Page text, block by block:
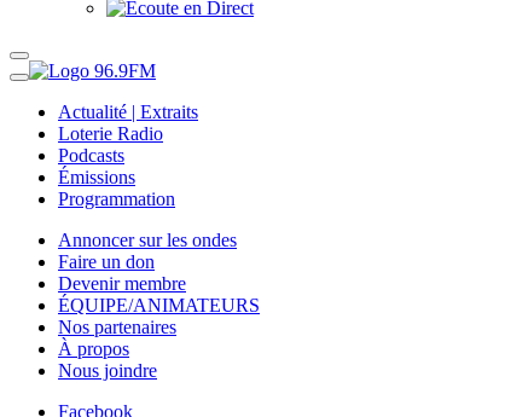
Actualité | Extraits
Loterie Radio
Podcasts
Émissions
Programmation
Annoncer sur les ondes
Faire un don
Devenir membre
ÉQUIPE/ANIMATEURS
Nos partenaires
À propos
Nous joindre
Facebook